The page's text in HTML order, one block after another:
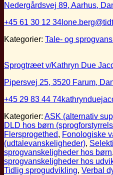
Nedergårdsvej 89, Aarhus,
+45 61 30 12 34
Kategorier: Tale- og
Sprogtræet v/Kathryn Due
Pipersvej 25, 3520 Farum,
+45 29 83 44 74
Kategorier: ASK (alternativ
DLD hos børn
Flersprogethed, Fonologiske
(udtalevanskeligheder),
sprogvanskeligheder hos børn,
sprogvanskeligheder hos
Tidlig sprogudvikling, Verbal